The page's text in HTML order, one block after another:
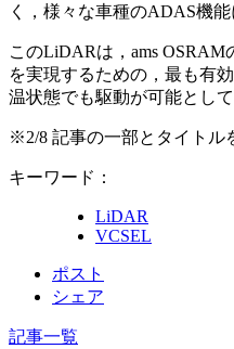
く，様々な車種のADAS機
このLiDARは，ams
を実現するための，最も有
温状態でも駆動が可能として
※2/8 記事の一部とタイトル
キーワード：
LiDAR
VCSEL
ポスト
シェア
記事一覧